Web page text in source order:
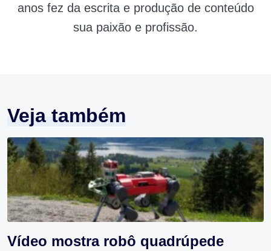
anos fez da escrita e produção de conteúdo
sua paixão e profissão.
Veja também
Vídeo mostra robô quadrúpede